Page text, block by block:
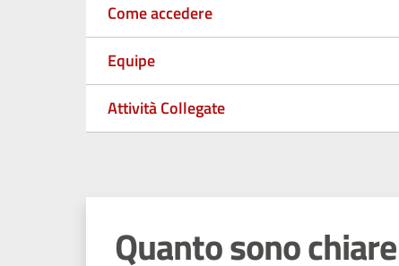
Come accedere
Equipe
Attività Collegate
Quanto sono